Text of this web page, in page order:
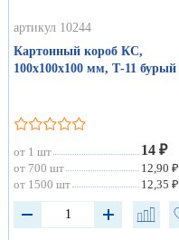
артикул 10244
Картонный короб КС,
100х100х100 мм, Т-11 бурый
от 1 шт 14 ₽
от 700 шт
12,90 ₽
от 1500 шт
12,35 ₽